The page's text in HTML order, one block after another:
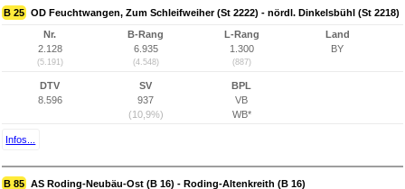
B 25 OD Feuchtwangen, Zum Schleifweiher (St 2222) - nördl. Dinkelsbühl (St 2218)
Nr.
2.128
(5.191)
B-Rang
6.935
(4.548)
L-Rang
1.300
(887)
Land
BY
DTV
8.596
SV
937
(10,9%)
BPL
VB
WB*
Infos...
B 85 AS Roding-Neubäu-Ost (B 16) - Roding-Altenkreith (B 16)